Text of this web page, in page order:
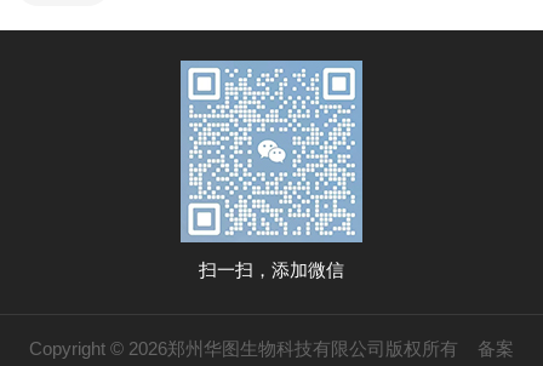
扫一扫，添加微信
Copyright © 2026郑州华图生物科技有限公司版权所有 备案